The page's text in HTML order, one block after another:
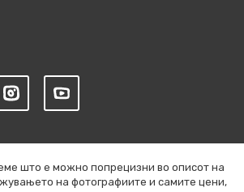
што е можно попрецизни во описот на
на фотографиите и самите цени,